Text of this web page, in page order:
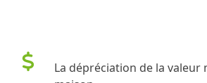
La dépréciation de la valeur